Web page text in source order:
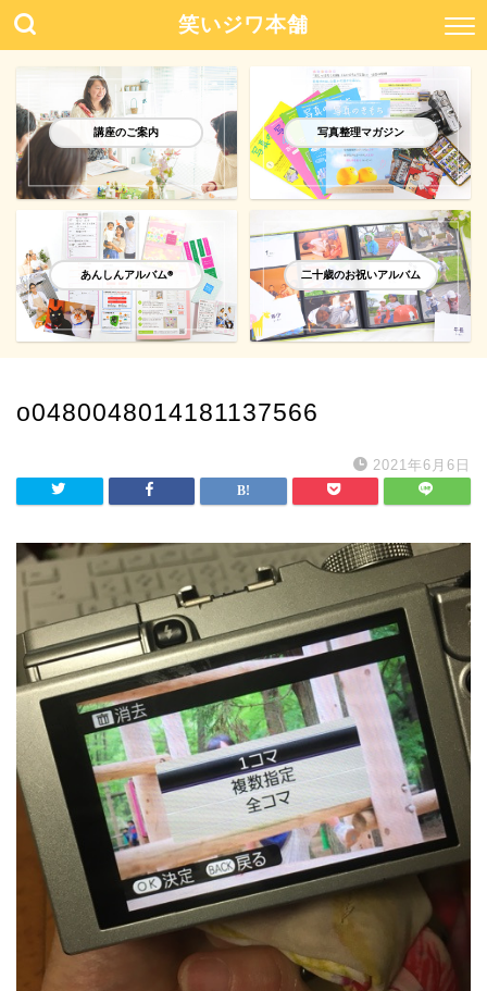
笑いジワ本舗
講座のご案内 写真整理マガジン
あんしんアルバム®️ 二十歳のお祝いアルバム
o0480048014181137566
2021年6月6日